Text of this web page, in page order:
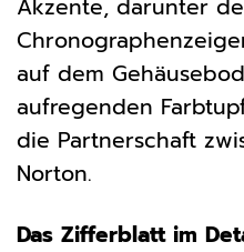
Akzente, darunter
auf dem
aufregenden
die Partnerschaft
Norton.
Das Zifferblatt im